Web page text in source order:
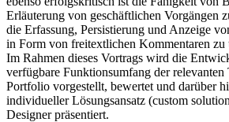
Erläuterung von geschäftlichen Vorgängen
die Erfassung, Persistierung und Anzeige
in Form von freitextlichen Kommentaren zu
Im Rahmen dieses Vortrags wird die
verfügbare Funktionsumfang der
Portfolio vorgestellt, bewertet und darüber
individueller Lösungsansatz (custom
Designer präsentiert.